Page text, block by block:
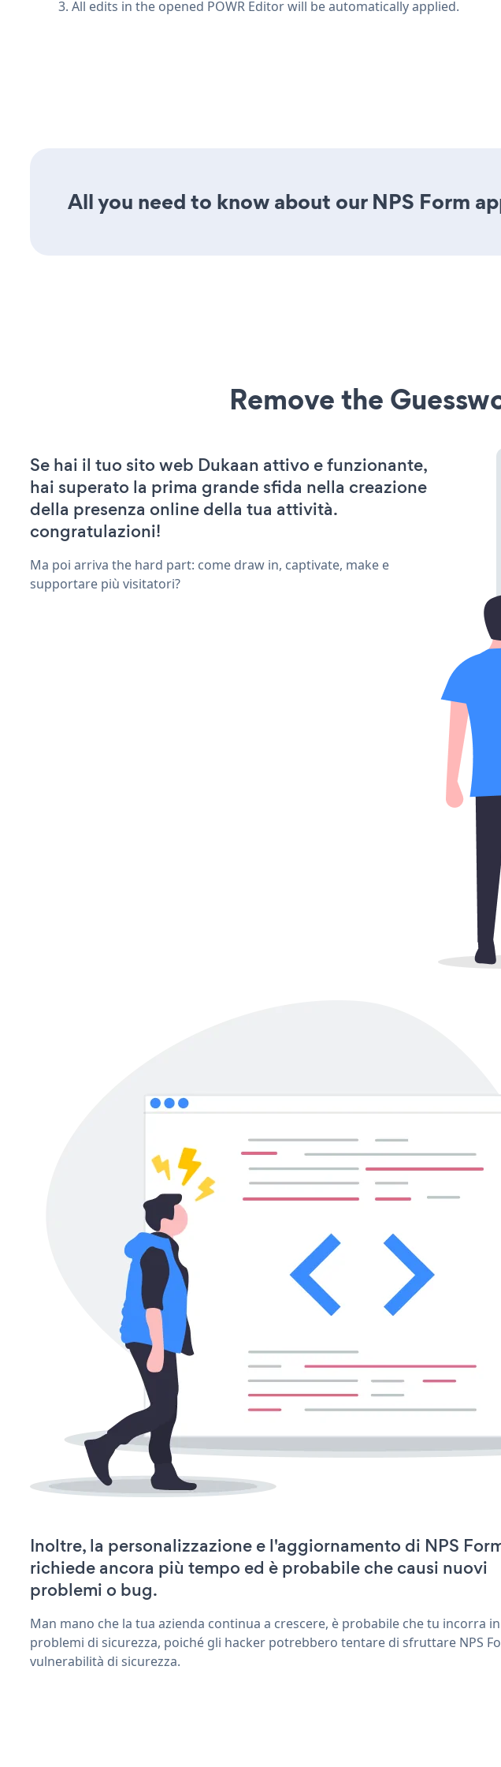
3. All edits in the opened POWR Editor will be automatically applied.
All you need to know about our NPS Form
Remove the
Se hai il tuo sito web Dukaan attivo e funzionante,
hai superato la prima grande sfida nella creazione
della presenza online della tua attività.
congratulazioni!
Ma poi arriva the hard part: come draw in, captivate, make e
supportare più visitatori?
Inoltre, la personalizzazione e l'aggiornamento di NPS
richiede ancora più tempo ed è probabile che causi nuovi
problemi o bug.
Man mano che la tua azienda continua a crescere, è probabile che tu incorra in
problemi di sicurezza, poiché gli hacker potrebbero tentare di sfruttare NPS
vulnerabilità di sicurezza.